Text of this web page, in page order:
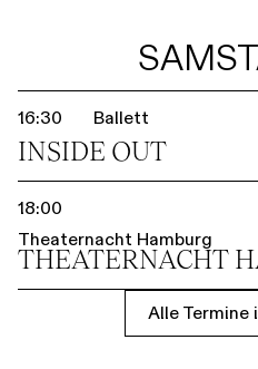
16:30 Ballett
INSIDE OUT
18:00
Theaternacht Hamburg
THEATER­NACHT
Alle Termine